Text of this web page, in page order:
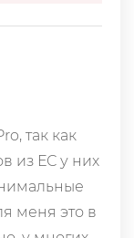
так как
из ЕС у них
меня это в